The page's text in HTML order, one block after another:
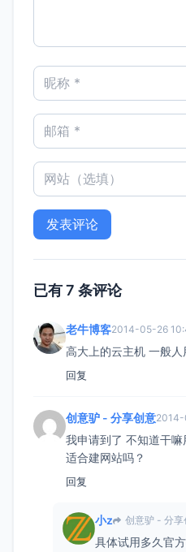
已有 7 条评论
老牛博客2014-05-26
高大上的云主机 一般人
回复
创意驴 - 分享创意2014-
我申请到了 不知道干
适合建网站吗？
回复
小z 创意驴 - 分享
具体试用多久官